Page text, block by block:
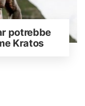
potrebbe
Kratos